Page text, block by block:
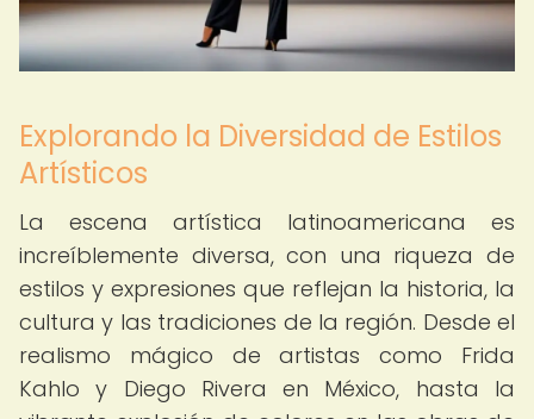
Explorando la Diversidad de Estilos
Artísticos
La escena artística latinoamericana es
increíblemente diversa, con una riqueza de
estilos y expresiones que reflejan la historia, la
cultura y las tradiciones de la región. Desde el
realismo mágico de artistas como Frida
Kahlo y Diego Rivera en México, hasta la